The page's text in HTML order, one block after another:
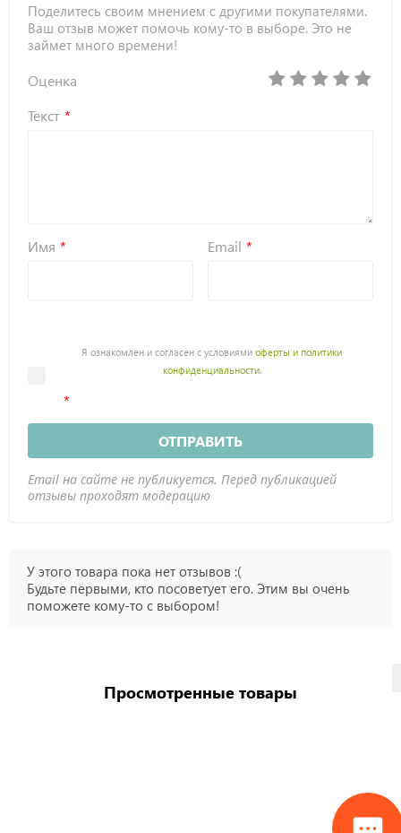
Поделитесь своим мнением с другими покупателями.
Ваш отзыв может помочь кому-то в выборе. Это не
займет много времени!
Оценка
Текст
Имя Email
Я ознакомлен и согласен с условиямиоферты и политики
конфиденциальности.
ОТПРАВИТЬ
Email на сайте не публикуется. Перед публикацией
отзывы проходят модерацию
У этого товара пока нет отзывов :(
Будьте первыми, кто посоветует его. Этим вы очень
поможете кому-то с выбором!
Просмотренные товары